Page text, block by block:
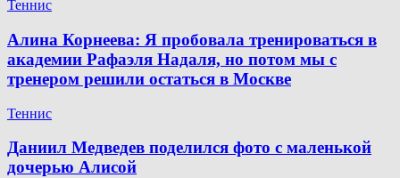
Теннис
Алина Корнеева: Я пробовала тренироваться в
академии Рафаэля Надаля, но потом мы с
тренером решили остаться в Москве
Теннис
Даниил Медведев поделился фото с маленькой
дочерью Алисой